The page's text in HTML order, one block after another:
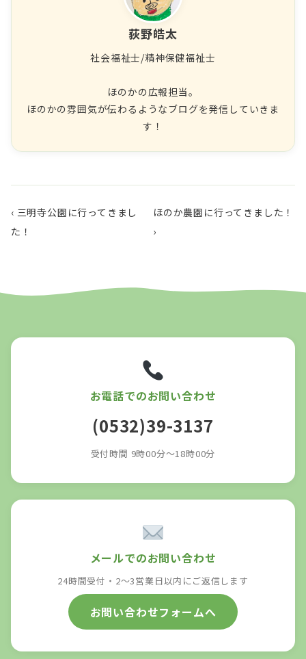
荻野皓太
社会福祉士/精神保健福祉士
ほのかの広報担当。
ほのかの雰囲気が伝わるようなブログを発信していきま
す！
‹ 三明寺公園に行ってきまし
た！
ほのか農園に行ってきました！
›
お電話でのお問い合わせ
(0532)39-3137
受付時間 9時00分～18時00分
メールでのお問い合わせ
24時間受付・2〜3営業日以内にご返信します
お問い合わせフォームへ